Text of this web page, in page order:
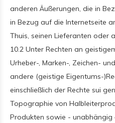
anderen Äußerungen, die in
in Bezug auf die Internetseite
Thuis, seinen Lieferanten oder
10.2 Unter Rechten an
Urheber-, Marken-, Zeichen-
andere (geistige Eigentums-
einschließlich der Rechte sui
Topographie von
Produkten sowie -